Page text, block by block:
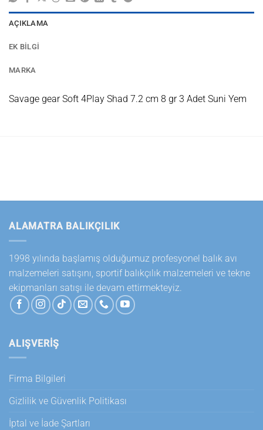
AÇIKLAMA
EK BILGI
MARKA
Savage gear Soft 4Play Shad 7.2 cm 8 gr 3 Adet Suni Yem
ALAMATRA BALIKÇILIK
1998 yılında başlamış olduğumuz profesyonel balık avı
malzemeleri satışını, sportif balıkçılık malzemeleri ve tekne
ekipmanları satışı ile devam ettirmekteyiz.
ALIŞVERİŞ
Firma Bilgileri
Gizlilik ve Güvenlik Politikası
İptal ve İade Şartları